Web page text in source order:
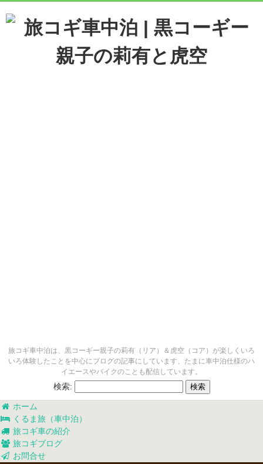
旅コギ車中泊は、黒コーギー親子の莉有（リア）＆虎空（コア）が楽しくいろ
いろ体験したことを中心にブログの記事にしています、たまに車中泊仕様のハ
イエースやバイクのことも配信しています。
検索:
ホーム
くるま旅（車中泊）
旅コギ車の紹介
旅コギブログ
お問合せ